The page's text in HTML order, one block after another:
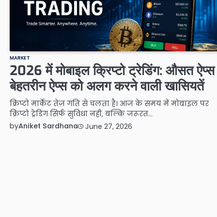
MARKET
2026 में मोबाइल क्रिप्टो ट्रेडिंग: औसत
बेहतरीन ऐप्स को अलग करने वाली खासियतें
क्रिप्टो मार्केट तेज़ गति से चलता है। आज के समय में मोबाइल पर
क्रिप्टो ट्रेडिंग सिर्फ सुविधा नहीं, बल्कि जरूरत…
byAniket Sardhana June 27, 2026